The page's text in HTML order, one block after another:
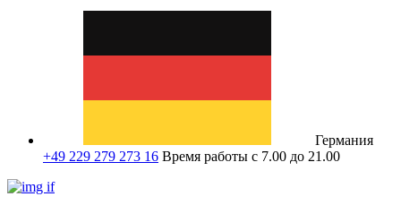
Германия
+49 229 279 273 16 Время работы с 7.00 до 21.00